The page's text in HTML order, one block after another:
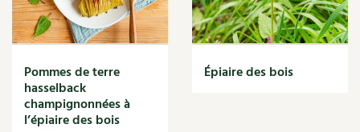
Nature
Nettoyage
Nichoir
Noisette
Noix
Pommes de terre
hasselback
champignonnées à
l’épiaire des bois
Épiaire des bois